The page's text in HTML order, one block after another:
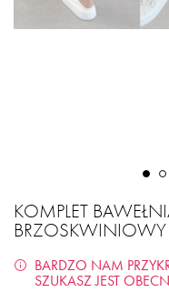
KOMPLET
BRZOSKWINIOWY
BARDZO NAM
SZUKASZ JEST